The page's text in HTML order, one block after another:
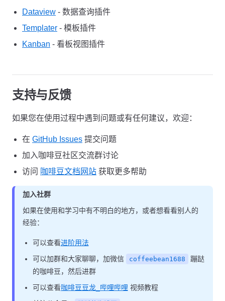
Dataview - 数据查询插件
Templater - 模板插件
Kanban - 看板视图插件
支持与反馈
如果您在使用过程中遇到问题或有任何建议，欢迎：
在 GitHub Issues 提交问题
加入咖啡豆社区交流群讨论
访问 咖啡豆文档网站 获取更多帮助
加入社群
如果在使用和学习中有不明白的地方，或者想看看别人的
经验：
可以查看进阶用法
可以加群和大家聊聊，加微信
coffeebean1688
蹦跶
的咖啡豆，然后进群
可以查看咖啡豆豆龙_哔哩哔哩 视频教程